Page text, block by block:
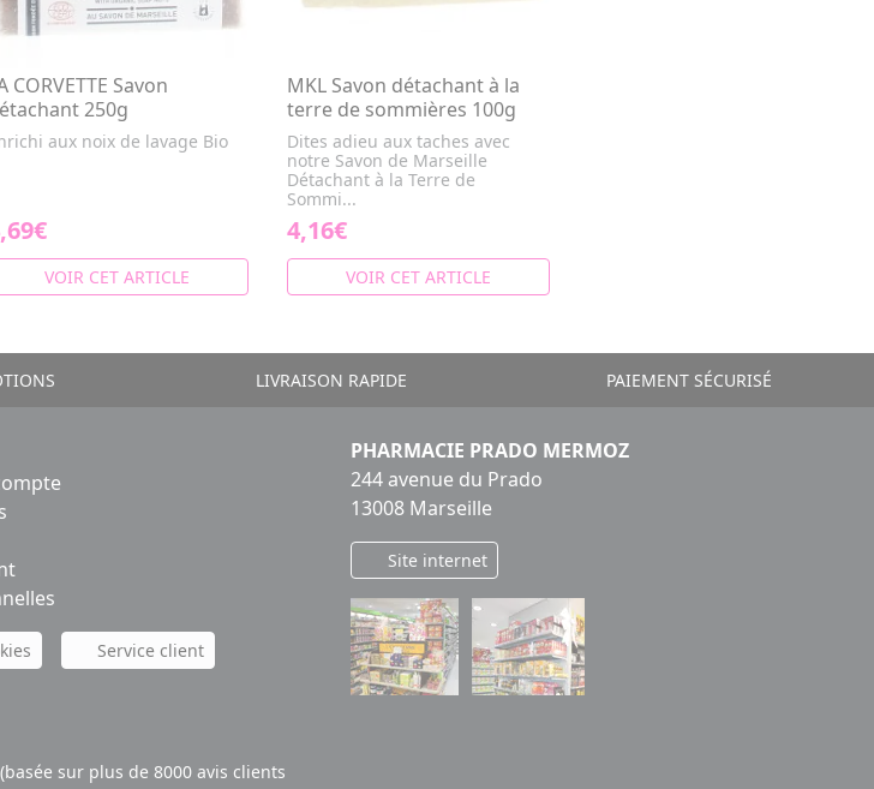
CORVETTE Savon
250g
aux noix de lavage Bio
VOIR CET ARTICLE
MKL Savon détachant à la
terre de sommières 100g
Dites adieu aux taches avec
notre Savon de Marseille
Détachant à la Terre de
Sommi...
4,16€
VOIR CET ARTICLE
LIVRAISON RAPIDE PAIEMENT SÉCURISÉ
Service client
(basée sur plus de 8000 avis clients
PHARMACIE PRADO MERMOZ
244 avenue du Prado
13008 Marseille
Site internet